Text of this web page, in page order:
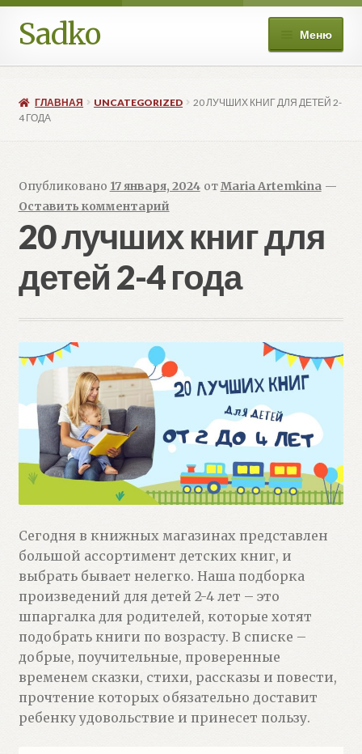
Перейти
к
навигации
Перейти
к
содержимому
Sadko Меню
Книжные подборки
меню
Мой аккаунт
Избранное
Больше
меню
ГЛАВНАЯ UNCATEGORIZED
20 ЛУЧШИХ КНИГ ДЛЯ ДЕТЕЙ 2-
4 ГОДА
Опубликовано 17 января, 2024 отMaria Artemkina —
Оставить комментарий
20 лучших книг для
детей 2-4 года
Сегодня в книжных магазинах представлен
большой ассортимент детских книг, и
выбрать бывает нелегко. Наша подборка
произведений для детей 2-4 лет – это
шпаргалка для родителей, которые хотят
подобрать книги по возрасту. В списке –
добрые, поучительные, проверенные
временем сказки, стихи, рассказы и повести,
прочтение которых обязательно доставит
ребенку удовольствие и принесет пользу.